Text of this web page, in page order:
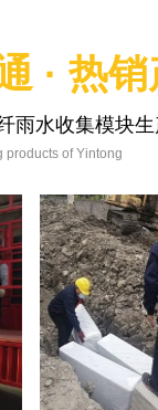
· 热
雨水收集模块
products of Yintong